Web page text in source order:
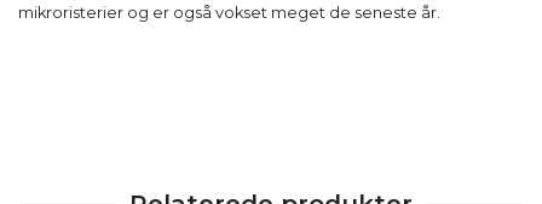
mikroristerier og er også vokset meget de seneste år.